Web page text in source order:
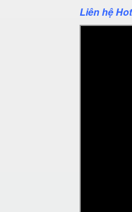
Liên hệ